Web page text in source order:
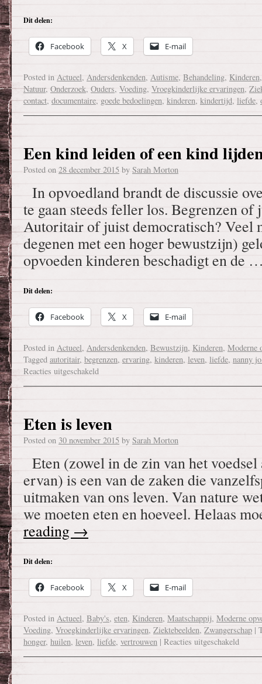
Dit delen:
Facebook X E-mail
Posted in Actueel, Andersdenkenden, Autisme, Behandeling, Kinderen
Natuur, Onderzoek, Ouders, Voeding, Vroegkinderlijke ervaringen,
contact, documentaire, goede bedoelingen, kinderen, kindertijd, liefde,
Een kind leiden of een kind
Posted on 28 december 2015 by Sarah Morton
In opvoedland brandt de discussie
te gaan steeds feller los. Begrenzen
Autoritair of juist democratisch? Veel
degenen met een hoger bewustzijn)
opvoeden kinderen beschadigt en de
Dit delen:
Facebook X E-mail
Posted in Actueel, Andersdenkenden, Bewustzijn, Kinderen, Moderne
Tagged autoritair, begrenzen, ervaring, kinderen, leven, liefde, nanny
Reacties uitgeschakeld
Eten is leven
Posted on 30 november 2015 by Sarah Morton
Eten (zowel in de zin van het
ervan) is een van de zaken die
uitmaken van ons leven. Van nature
we moeten eten en hoeveel. Helaas
reading →
Dit delen:
Facebook X E-mail
Posted in Actueel, Baby's, eten, Kinderen, Maatschappij, Moderne
Voeding, Vroegkinderlijke ervaringen, Ziektebeelden, Zwangerschap |
honger, huilen, leven, liefde, vertrouwen | Reacties uitgeschakeld